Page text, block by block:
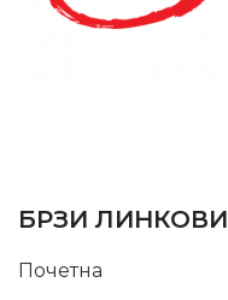
БРЗИ ЛИНКОВИ
Почетна